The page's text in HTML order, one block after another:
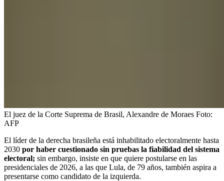
El juez de la Corte Suprema de Brasil, Alexandre de Moraes Foto:
AFP
El líder de la derecha brasileña está inhabilitado electoralmente hasta
2030 por haber cuestionado sin pruebas la fiabilidad del sistema
electoral; sin embargo, insiste en que quiere postularse en las
presidenciales de 2026, a las que Lula, de 79 años, también aspira a
presentarse como candidato de la izquierda.